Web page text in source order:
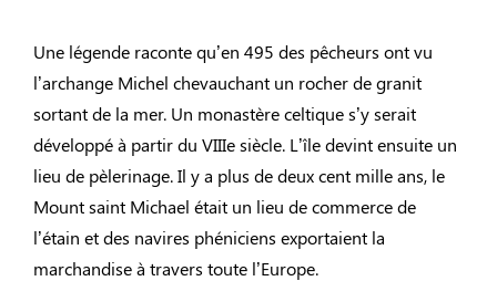
Une légende raconte qu’en 495 des pêcheurs ont vu
l’archange Michel chevauchant un rocher de granit
sortant de la mer. Un monastère celtique s’y serait
développé à partir du VIIIe siècle. L’île devint ensuite un
lieu de pèlerinage. Il y a plus de deux cent mille ans, le
Mount saint Michael était un lieu de commerce de
l’étain et des navires phéniciens exportaient la
marchandise à travers toute l’Europe.